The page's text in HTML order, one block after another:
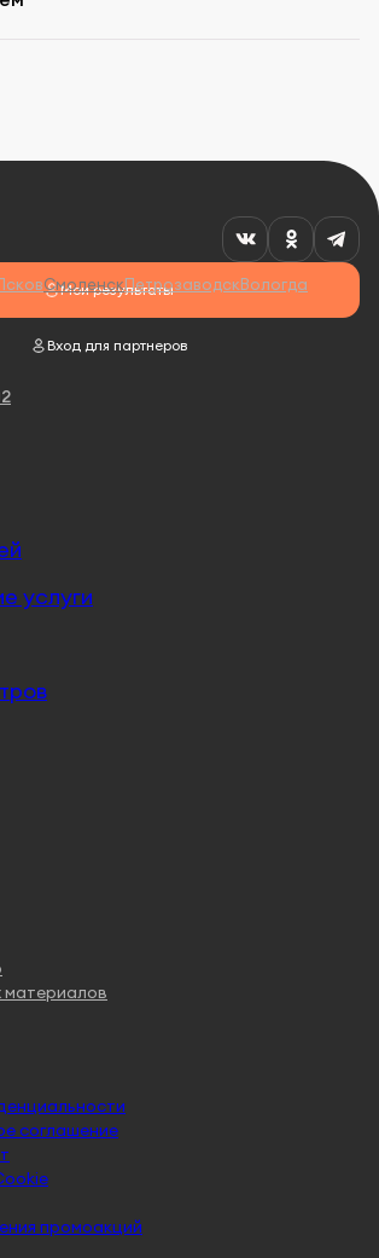
Мои результаты
Вход для партнеров
СмоленскПетрозаводскВологда
услуги
материалов
соглашение
промоакций